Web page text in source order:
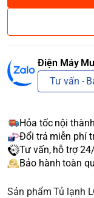
Điện Máy
Tư vấn -
Hỏa tốc nội
Đổi trả miễn phí
Tư vấn, hỗ trợ
Bảo hành toàn
Sản phẩm Tủ lạnh